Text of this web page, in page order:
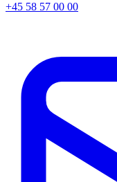
+45 58 57 00 00